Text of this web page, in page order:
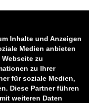
Inhalte und Anzeigen
Medien anbieten
zu
zu Ihrer
für soziale Medien,
Diese Partner führen
weiteren Daten